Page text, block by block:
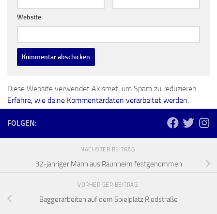
Website
Diese Website verwendet Akismet, um Spam zu reduzieren.
Erfahre, wie deine Kommentardaten verarbeitet werden.
FOLGEN:
NÄCHSTER BEITRAG
32-jähriger Mann aus Raunheim festgenommen
VORHERIGER BEITRAG
Baggerarbeiten auf dem Spielplatz Riedstraße